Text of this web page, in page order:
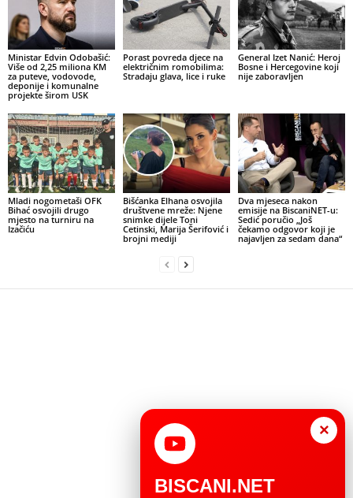
Ministar Edvin Odobašić:
Više od 2,25 miliona KM
za puteve, vodovode,
deponije i komunalne
projekte širom USK
Porast povreda djece na
električnim romobilima:
Stradaju glava, lice i ruke
General Izet Nanić: Heroj
Bosne i Hercegovine koji
nije zaboravljen
Mladi nogometaši OFK
Bihać osvojili drugo
mjesto na turniru na
Izačiću
Bišćanka Elhana osvojila
društvene mreže: Njene
snimke dijele Toni
Cetinski, Marija Šerifović i
brojni mediji
Dva mjeseca nakon
emisije na BiscaniNET-u:
Sedić poručio „Još
čekamo odgovor koji je
najavljen za sedam dana“
×
BISCANI.NET